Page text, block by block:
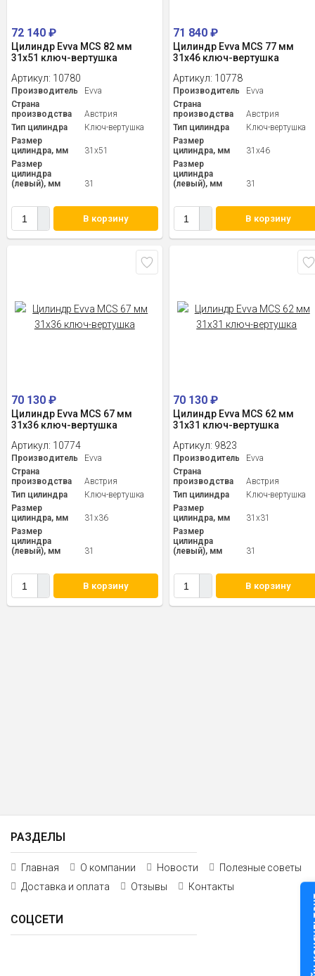
72 140 ₽
Цилиндр Evva MCS 82 мм
31x51 ключ-вертушка
Артикул: 10780
Производитель
Evva
Страна
производства
Австрия
Тип цилиндра
Ключ-вертушка
Размер
цилиндра, мм
31x51
Размер
цилиндра
(левый), мм
31
В корзину
71 840₽
Цилиндр Evva MCS 77 мм
31x46 ключ-вертушка
Артикул: 10778
Производитель
Evva
Страна
производства
Австрия
Тип цилиндра
Ключ-вертушка
Размер
цилиндра, мм
31x46
Размер
цилиндра
(левый), мм
31
В корзину
70 130 ₽
Цилиндр Evva MCS 67 мм
31x36 ключ-вертушка
Артикул: 10774
Производитель
Evva
Страна
производства
Австрия
Тип цилиндра
Ключ-вертушка
Размер
цилиндра, мм
31x36
Размер
цилиндра
(левый), мм
31
В корзину
70 130₽
Цилиндр Evva MCS 62 мм
31x31 ключ-вертушка
Артикул: 9823
Производитель
Evva
Страна
производства
Австрия
Тип цилиндра
Ключ-вертушка
Размер
цилиндра, мм
31x31
Размер
цилиндра
(левый), мм
31
В корзину
РАЗДЕЛЫ
Главная О компании Новости
Полезные советы
Доставка и оплата
Отзывы Контакты
СОЦСЕТИ